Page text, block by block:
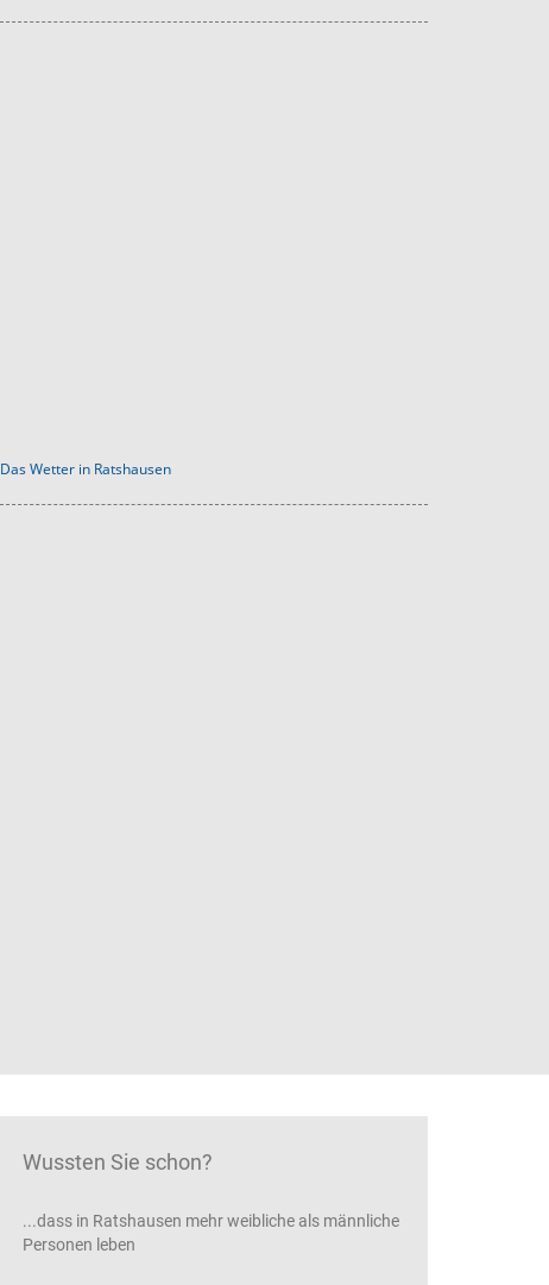
Das Wetter in Ratshausen
Wussten Sie schon?
...dass in Ratshausen mehr weibliche als männliche
Personen leben